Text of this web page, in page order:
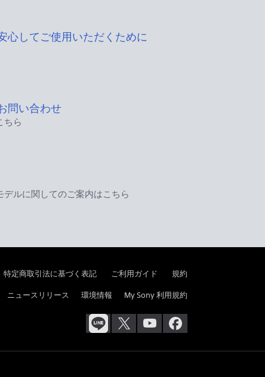
心してご使用いただくために
問い合わせ
ちら
デルに関してのご案内はこちら
特定商取引法に基づく表記 ご利用ガイド 規約
ニュースリリース 環境情報 My Sony 利用規約